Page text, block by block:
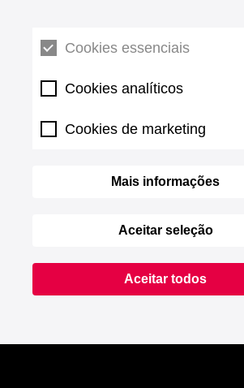
Cookies essenciais
Cookies analíticos
Cookies de marketing
Mais informações
Aceitar seleção
Aceitar todos